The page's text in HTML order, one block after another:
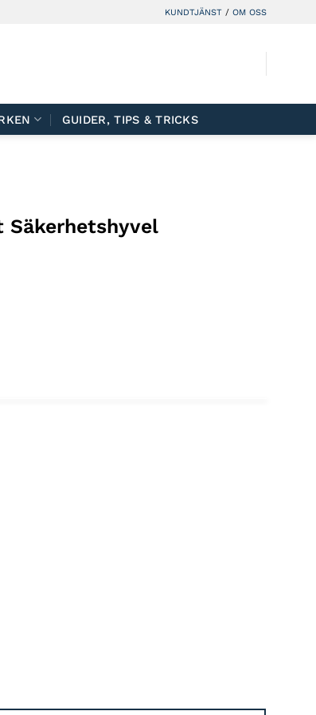
KUNDTJÄNST / OM OSS
GUIDER, TIPS & TRICKS